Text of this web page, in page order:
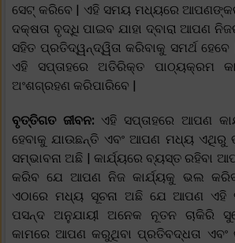
ସେଟ୍ କରିବେ | ଏହି ସମୟ ମଧ୍ୟରେ
ଦକ୍ଷତା ବୃଦ୍ଧି ପାଇବ ଯାହା ଦ୍ବାରା ଆପଣ
ସହିତ ପ୍ରତିଦ୍ୱନ୍ଦ୍ୱିତା କରିବାକୁ ସମର୍ଥ
ଏହି ସପ୍ତାହରେ ଅତିରିକ୍ତ ପାଠ୍ୟକ୍ରମ
ଅଂଶଗ୍ରହଣ କରିପାରିବେ |
ବୃତ୍ତିଗତ ଜୀବନ: ଏହି ସପ୍ତାହରେ ଆପଣ
ହେବାକୁ ଯାଉଛନ୍ତି ଏବଂ ଆପଣ ମଧ୍ୟ ଏଥିରୁ
ସମ୍ଭାବନା ଅଛି | କାର୍ଯ୍ୟରେ ବ୍ୟସ୍ତ ରହିବା
କରିବ ଯେ ଆପଣ ନିଜ କାର୍ଯ୍ୟକୁ ଭଲ
ଏଠାରେ ମଧ୍ୟ ସୂଚନା ଅଛି ଯେ ଆପଣ ଏହି
ପସନ୍ଦ ଅନୁଯାୟୀ ଅନେକ ନୂତନ ଚାକିରି
କାମରେ ଆପଣ କରୁଥିବା ପ୍ରତିବଦ୍ଧତା